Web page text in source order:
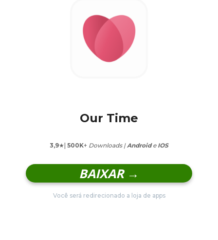
Our Time
3,9★| 500K+ Downloads |Androide IOS
BAIXAR →
Você será redirecionado a loja de apps